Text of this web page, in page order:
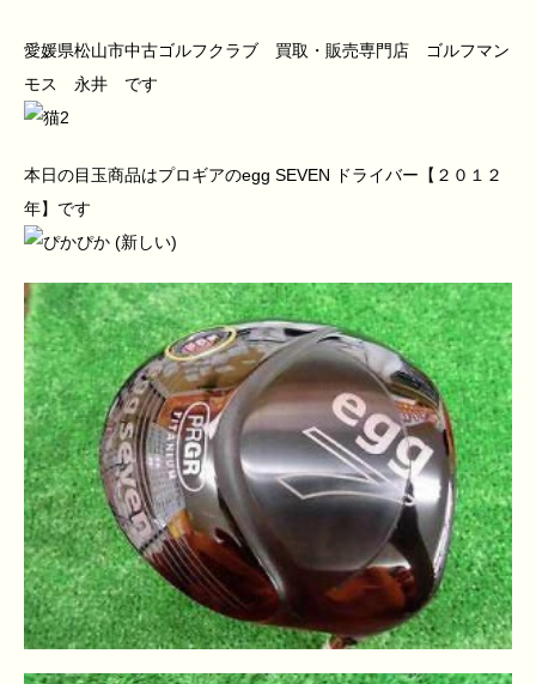
愛媛県松山市中古ゴルフクラブ 買取・販売専門店 ゴルフマン
モス 永井 です
本日の目玉商品はプロギアのegg SEVEN ドライバー【２０１２
年】です